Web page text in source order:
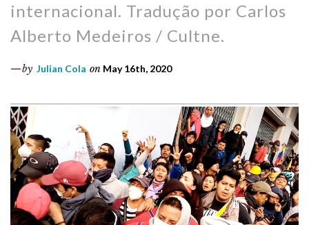
internacional. Tradução por Carlos
Alberto Medeiros / Cultne.
by Julian Cola on May 16th, 2020